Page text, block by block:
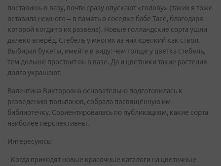
поставишь в вазу, почти сразу опускают «голову» (таких я тоже
оставила немного – в память о соседке бабе Тасе, благодаря
которой когда-то их развела). Новые голландские сорта ушли
далеко вперёд. Стебель у многих из них крепкий как ствол.
Выбирая букеты, имейте в виду: чем толще у цветка стебель,
тем дольше простоит он в вазе. Да и цветники такие растения
долго украшают.
Валентина Викторовна основательно подготовилась к
разведению тюльпанов, собрала посвящённую им
библиотечку. Сориентировалась по публикациям, какие сорта
наиболее перспективны.
Интересуюсь:
- Когда приходят новые красочные каталоги на цветочные